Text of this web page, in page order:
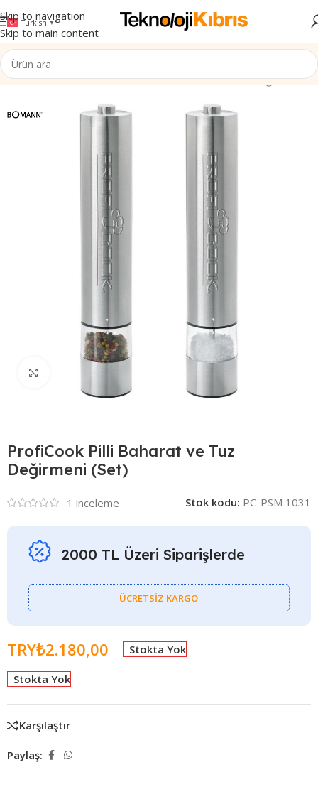
Skip to navigation
Skip to main content
Turkish ▼
/Kahve Makinesi Grubu/Kahve Aksesuarları ve Öğütücüler
ProfiCook Pilli Baharat ve Tuz
Değirmeni (Set)
1 inceleme Stok kodu: PC-PSM 1031
2000 TL Üzeri Siparişlerde
ÜCRETSİZ KARGO
TRY₺2.180,00 Stokta Yok
Stokta Yok
Karşılaştır
Paylaş: